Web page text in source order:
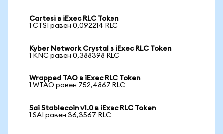
Cartesi в iExec RLC Token
1 CTSI равен 0,092214 RLC
Kyber Network Crystal в iExec RLC Token
1 KNC равен 0,388398 RLC
Wrapped TAO в iExec RLC Token
1 WTAO равен 752,4867 RLC
Sai Stablecoin v1.0 в iExec RLC Token
1 SAI равен 36,3567 RLC